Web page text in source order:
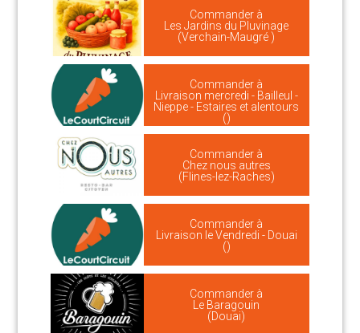
Commander à
Les Jardins du Pluvinage
(Verchain-Maugré )
Commander à
Livraison mercredi - Bailleul -
Nieppe - Estaires et alentours
()
Commander à
Chez nous autres
(Flines-lez-Raches)
Commander à
Livraison le Vendredi - Douai
()
Commander à
Le Baragouin
(Douai)